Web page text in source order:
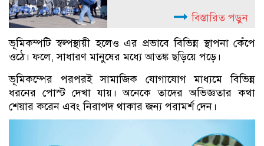
বিস্তারিত পড়ুন
ভূমিকম্পটি স্বল্পস্থায়ী হলেও এর প্রভাবে বিভিন্ন স্থাপনা কেঁপে
ওঠে। ফলে, সাধারণ মানুষের মধ্যে আতঙ্ক ছড়িয়ে পড়ে।
ভূমিকম্পের পরপরই সামাজিক যোগাযোগ মাধ্যমে বিভিন্ন
ধরনের পোস্ট দেখা যায়। অনেকে তাদের অভিজ্ঞতার কথা
শেয়ার করেন এবং নিরাপদ থাকার জন্য পরামর্শ দেন।